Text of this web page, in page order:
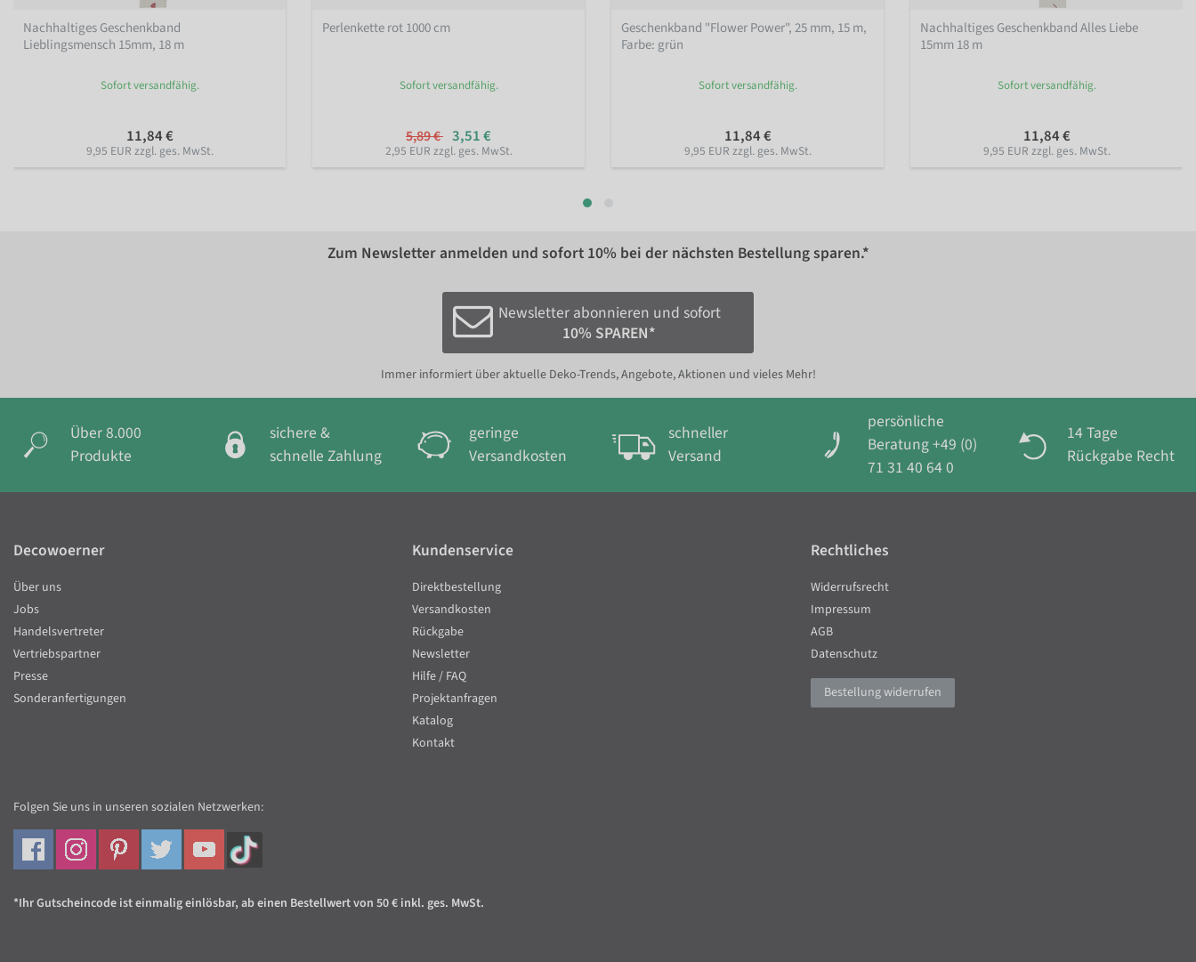
Nachhaltiges Geschenkband
Lieblingsmensch 15mm, 18 m
Sofort versandfähig.
11,84 €
9,95 EUR zzgl. ges. MwSt.
Perlenkette rot 1000 cm
Sofort versandfähig.
5,89 € 3,51 €
2,95 EUR zzgl. ges. MwSt.
Geschenkband "Flower Power", 25 mm, 15 m,
Farbe: grün
Sofort versandfähig.
11,84 €
9,95 EUR zzgl. ges. MwSt.
Nachhaltiges Geschenkband Alles Liebe
15mm 18 m
Sofort versandfähig.
11,84 €
9,95 EUR zzgl. ges. MwSt.
Zum Newsletter anmelden und sofort 10% bei der nächsten Bestellung sparen.*
Newsletter abonnieren und sofort
10% SPAREN*
Immer informiert über aktuelle Deko-Trends, Angebote, Aktionen und vieles Mehr!
Über 8.000
Produkte
sichere &
schnelle Zahlung
geringe
Versandkosten
schneller
Versand
persönliche
Beratung +49 (0)
71 31 40 64 0
14 Tage
Rückgabe Recht
Decowoerner
Über uns
Jobs
Handelsvertreter
Vertriebspartner
Presse
Sonderanfertigungen
Kundenservice
Direktbestellung
Versandkosten
Rückgabe
Newsletter
Hilfe / FAQ
Projektanfragen
Katalog
Kontakt
Rechtliches
Widerrufsrecht
Impressum
AGB
Datenschutz
Bestellung widerrufen
Folgen Sie uns in unseren sozialen Netzwerken:
*Ihr Gutscheincode ist einmalig einlösbar, ab einen Bestellwert von 50 € inkl. ges. MwSt.